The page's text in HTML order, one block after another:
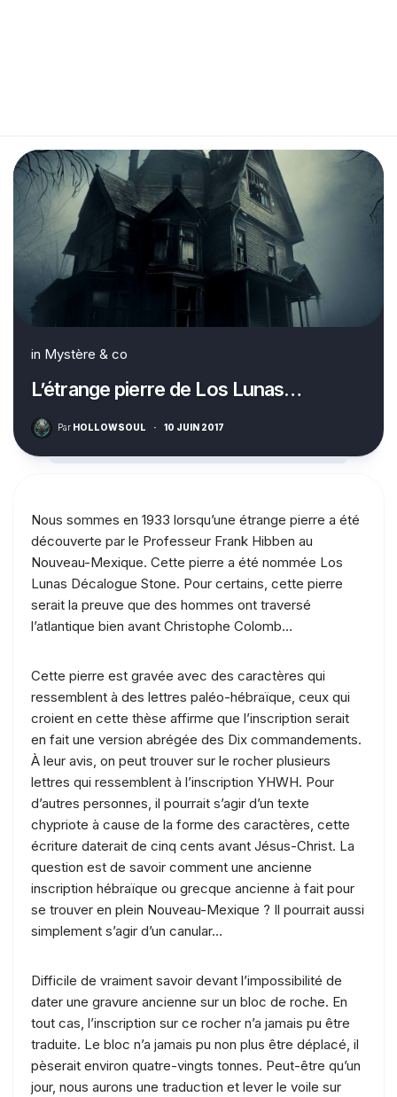
in Mystère & co
L’étrange pierre de Los Lunas…
Par HOLLOWSOUL · 10 JUIN 2017
Nous sommes en 1933 lorsqu’une étrange pierre a été
découverte par le Professeur Frank Hibben au
Nouveau-Mexique. Cette pierre a été nommée Los
Lunas Décalogue Stone. Pour certains, cette pierre
serait la preuve que des hommes ont traversé
l’atlantique bien avant Christophe Colomb…
Cette pierre est gravée avec des caractères qui
ressemblent à des lettres paléo-hébraïque, ceux qui
croient en cette thèse affirme que l’inscription serait
en fait une version abrégée des Dix commandements.
À leur avis, on peut trouver sur le rocher plusieurs
lettres qui ressemblent à l’inscription YHWH. Pour
d’autres personnes, il pourrait s’agir d’un texte
chypriote à cause de la forme des caractères, cette
écriture daterait de cinq cents avant Jésus-Christ. La
question est de savoir comment une ancienne
inscription hébraïque ou grecque ancienne à fait pour
se trouver en plein Nouveau-Mexique ? Il pourrait aussi
simplement s’agir d’un canular…
Difficile de vraiment savoir devant l’impossibilité de
dater une gravure ancienne sur un bloc de roche. En
tout cas, l’inscription sur ce rocher n’a jamais pu être
traduite. Le bloc n’a jamais pu non plus être déplacé, il
pèserait environ quatre-vingts tonnes. Peut-être qu’un
jour, nous aurons une traduction et lever le voile sur